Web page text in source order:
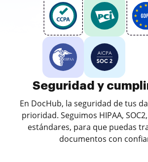
Seguridad y
En DocHub, la seguridad de tus
prioridad. Seguimos HIPAA,
estándares, para que puedas
documentos con